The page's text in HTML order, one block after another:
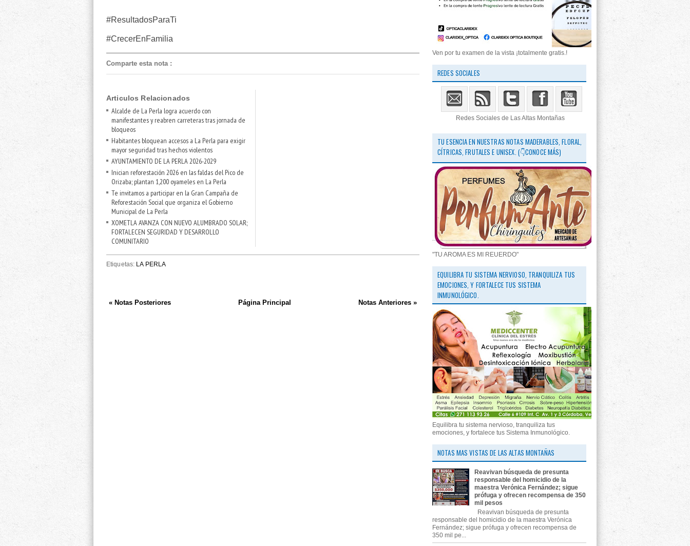
#ResultadosParaTi
#CrecerEnFamilia
Comparte esta nota:
Articulos Relacionados
Alcalde de La Perla logra acuerdo con
manifestantes y reabren carreteras tras jornada de
bloqueos
Habitantes bloquean accesos a La Perla para exigir
mayor seguridad tras hechos violentos
AYUNTAMIENTO DE LA PERLA 2026-2029
Inician reforestación 2026 en las faldas del Pico de
Orizaba; plantan 1,200 oyameles en La Perla
Te invitamos a participar en la Gran Campaña de
Reforestación Social que organiza el Gobierno
Municipal de La Perla
XOMETLA AVANZA CON NUEVO ALUMBRADO SOLAR;
FORTALECEN SEGURIDAD Y DESARROLLO
COMUNITARIO
Etiquetas: LA PERLA
« Notas Posteriores Notas Anteriores »
Página Principal
Ven por tu examen de la vista ¡totalmente gratis.!
REDES SOCIALES
Redes Sociales de Las Altas Montañas
TU ESENCIA EN NUESTRAS NOTAS MADERABLES, FLORAL,
CÍTRICAS, FRUTALES E UNISEX. (👇CONOCE MÁS)
"TU AROMA ES MI REUERDO"
EQUILIBRA TU SISTEMA NERVIOSO, TRANQUILIZA TUS
EMOCIONES, Y FORTALECE TUS SISTEMA
INMUNOLÓGICO.
Equilibra tu sistema nervioso, tranquiliza tus
emociones, y fortalece tus Sistema Inmunológico.
NOTAS MAS VISTAS DE LAS ALTAS MONTAÑAS
Reavivan búsqueda de presunta
responsable del homicidio de la
maestra Verónica Fernández; sigue
prófuga y ofrecen recompensa de 350
mil pesos
Reavivan búsqueda de presunta
responsable del homicidio de la maestra Verónica
Fernández; sigue prófuga y ofrecen recompensa de
350 mil pe...